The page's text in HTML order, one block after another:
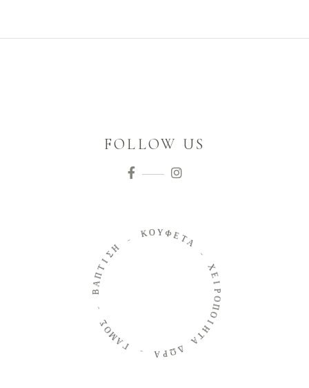
FOLLOW US
Γ
Α
Μ
Ο
Σ
Β
Α
Π
Τ
Ι
Σ
Η
- ΚΟΥΦΕΤΑ
-
Χ
Ε
Ρ
Ο
Π
Ο
Ι
Η
Τ
Α
Δ
Ω
Ρ
Α